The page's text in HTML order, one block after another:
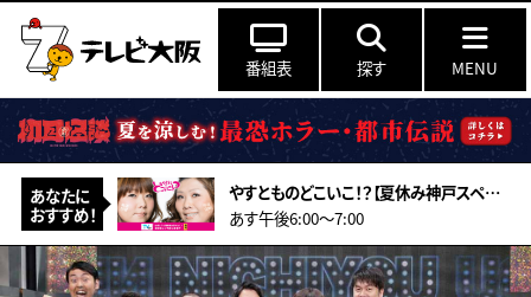
番組表 探す MENU
あなたに
おすすめ！
やすとものどこいこ！？【夏休み神戸スペシャル！こだわり食材＆アート作り体験】
あす午後6:00〜7:00